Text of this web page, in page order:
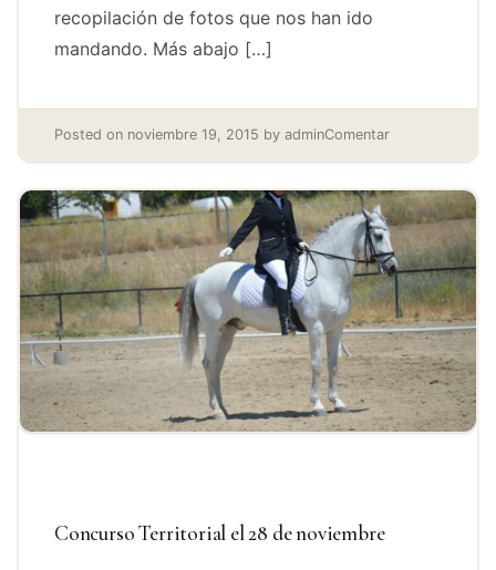
recopilación de fotos que nos han ido
mandando. Más abajo […]
Posted on noviembre 19, 2015 by adminComentar
Concurso Territorial el 28 de noviembre